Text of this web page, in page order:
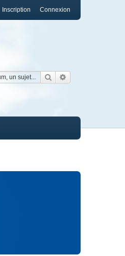
Connexion
Inscription
Rechercher